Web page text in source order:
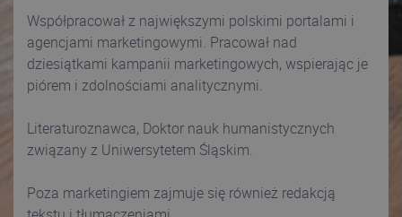
Współpracował z największymi polskimi portalami i
agencjami marketingowymi. Pracował nad
dziesiątkami kampanii marketingowych, wspierając je
piórem i zdolnościami analitycznymi.
Literaturoznawca, Doktor nauk humanistycznych
związany z Uniwersytetem Śląskim.
Poza marketingiem zajmuje się również redakcją